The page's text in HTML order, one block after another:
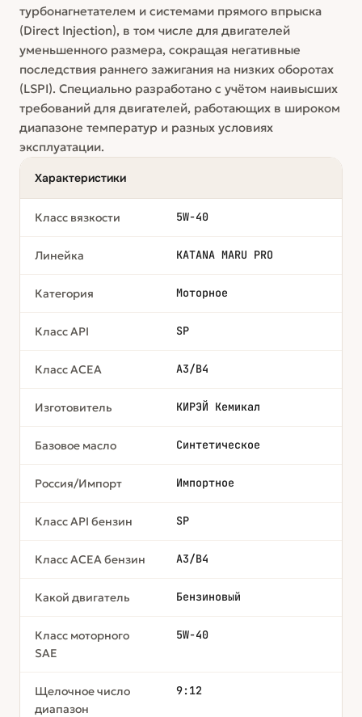
турбонагнетателем и системами прямого впрыска
(Direct Injection), в том числе для двигателей
уменьшенного размера, сокращая негативные
последствия раннего зажигания на низких оборотах
(LSPI). Специально разработано с учётом наивысших
требований для двигателей, работающих в широком
диапазоне температур и разных условиях
эксплуатации.
Характеристики
Класс вязкости 5W-40
Линейка KATANA MARU PRO
Категория Моторное
Класс API SP
Класс ACEA A3/B4
Изготовитель КИРЭЙ Кемикал
Базовое масло Синтетическое
Россия/Импорт Импортное
Класс API бензин SP
Класс ACEA бензин A3/B4
Какой двигатель Бензиновый
Класс моторного
SAE
5W-40
Щелочное число
диапазон
9:12